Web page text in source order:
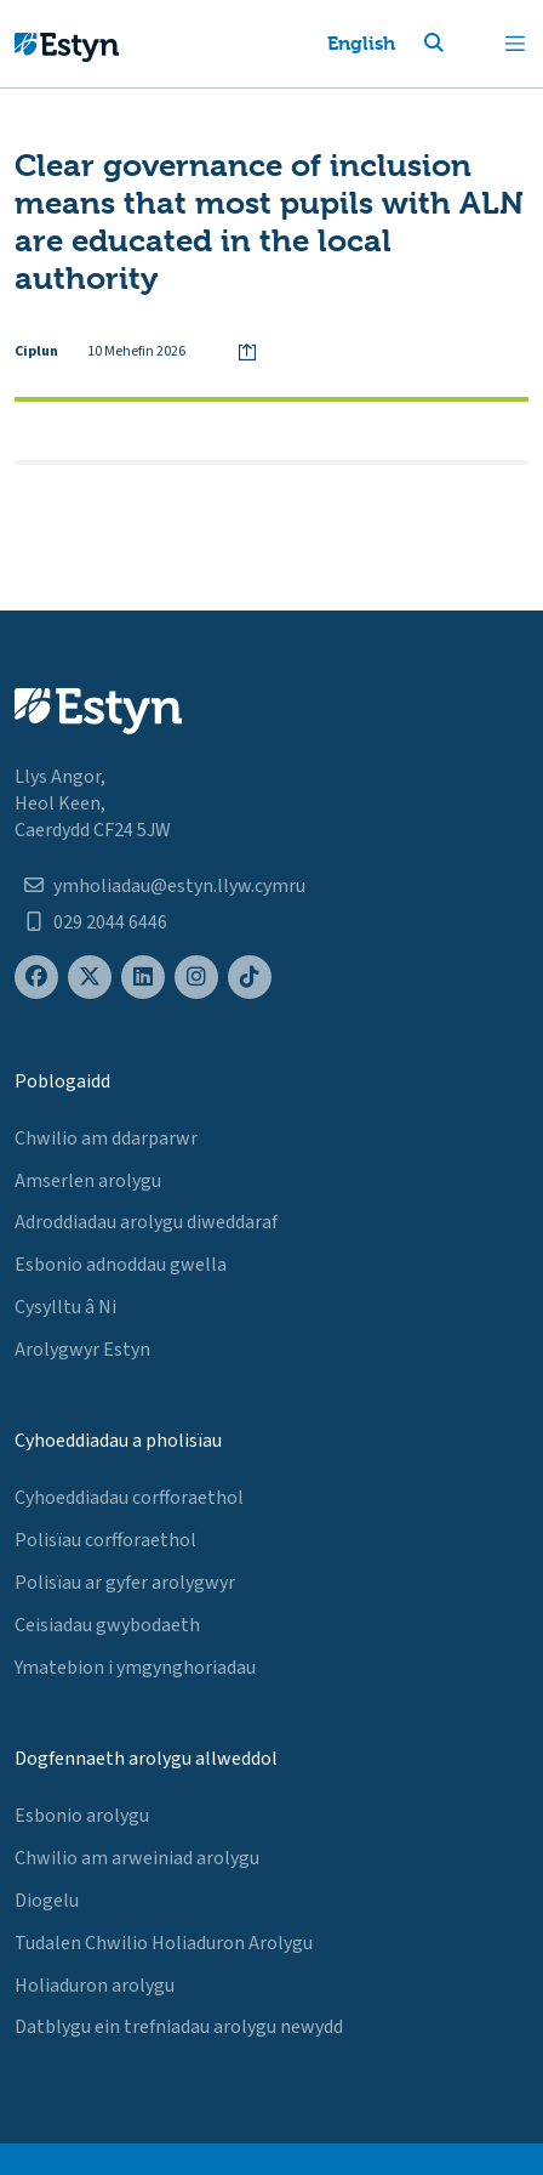
English
Clear governance of inclusion
means that most pupils with ALN
are educated in the local
authority
Ciplun 10 Mehefin 2026
Llys Angor,
Heol Keen,
Caerdydd CF24 5JW
ymholiadau@estyn.llyw.cymru
029 2044 6446
Poblogaidd
Chwilio am ddarparwr
Amserlen arolygu
Adroddiadau arolygu diweddaraf
Esbonio adnoddau gwella
Cysylltu â Ni
Arolygwyr Estyn
Cyhoeddiadau a pholisïau
Cyhoeddiadau corfforaethol
Polisïau corfforaethol
Polisïau ar gyfer arolygwyr
Ceisiadau gwybodaeth
Ymatebion i ymgynghoriadau
Dogfennaeth arolygu allweddol
Esbonio arolygu
Chwilio am arweiniad arolygu
Diogelu
Tudalen Chwilio Holiaduron Arolygu
Holiaduron arolygu
Datblygu ein trefniadau arolygu newydd